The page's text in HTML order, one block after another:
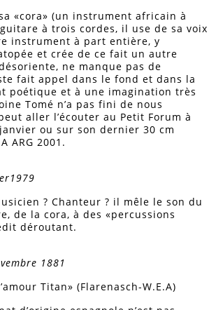
«cora» (un instrument africain à
à trois cordes, il use de sa voix
instrument à part entière, y
et crée de ce fait un autre
ne manque pas de
fait appel dans le fond et dans la
poétique et à une imagination très
Tomé n’a pas fini de nous
aller l’écouter au Petit Forum à
ou sur son dernier 30 cm
ARG 2001.
? Chanteur ? il mêle le son du
de la cora, à des «percussions
déroutant.
1881
Titan» (Flarenasch-W.E.A)